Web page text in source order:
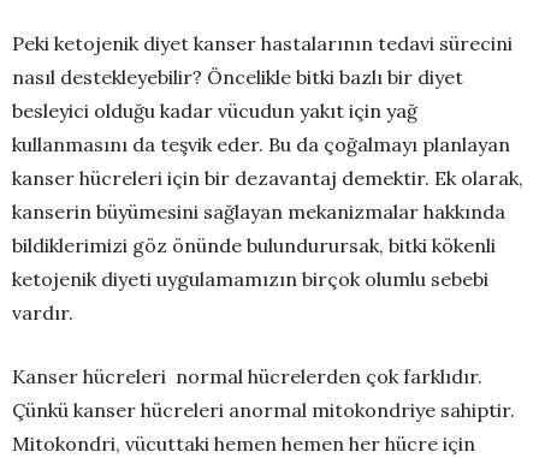
Peki ketojenik diyet kanser hastalarının tedavi sürecini
nasıl destekleyebilir? Öncelikle bitki bazlı bir diyet
besleyici olduğu kadar vücudun yakıt için yağ
kullanmasını da teşvik eder. Bu da çoğalmayı planlayan
kanser hücreleri için bir dezavantaj demektir. Ek olarak,
kanserin büyümesini sağlayan mekanizmalar hakkında
bildiklerimizi göz önünde bulundurursak, bitki kökenli
ketojenik diyeti uygulamamızın birçok olumlu sebebi
vardır.
Kanser hücreleri normal hücrelerden çok farklıdır.
Çünkü kanser hücreleri anormal mitokondriye sahiptir.
Mitokondri, vücuttaki hemen hemen her hücre için